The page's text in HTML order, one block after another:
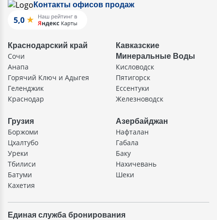
Контакты офисов продаж
Краснодарский край
Сочи
Анапа
Горячий Ключ и Адыгея
Геленджик
Краснодар
Кавказские
Минеральные Воды
Кисловодск
Пятигорск
Ессентуки
Железноводск
Грузия
Боржоми
Цхалтубо
Уреки
Тбилиси
Батуми
Кахетия
Азербайджан
Нафталан
Габала
Баку
Нахичевань
Шеки
Единая служба бронирования